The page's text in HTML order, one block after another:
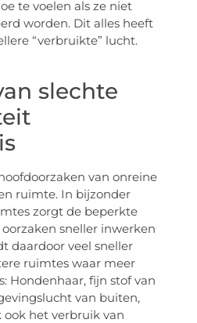
te voelen als ze niet
worden. Dit alles heeft
“verbruikte” lucht.
slechte
van onreine
ruimte. In bijzonder
zorgt de beperkte
sneller inwerken
daardoor veel sneller
ruimtes waar meer
Hondenhaar, fijn stof van
van buiten,
het verbruik van